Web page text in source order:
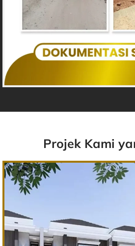
Projek Kami